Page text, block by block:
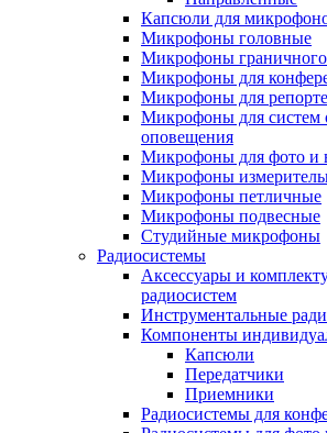
Капсюли для
Микрофоны головные
Микрофоны граничного
Микрофоны для
Микрофоны для
Микрофоны для систем
оповещения
Микрофоны для фото и
Микрофоны
Микрофоны петличные
Микрофоны подвесные
Студийные микрофоны
Радиосистемы
Аксессуары и
радиосистем
Инструментальные
Компоненты
Капсюли
Передатчики
Приемники
Радиосистемы для